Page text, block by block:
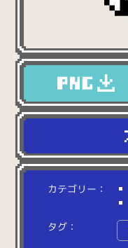
カテゴリー：
タグ：